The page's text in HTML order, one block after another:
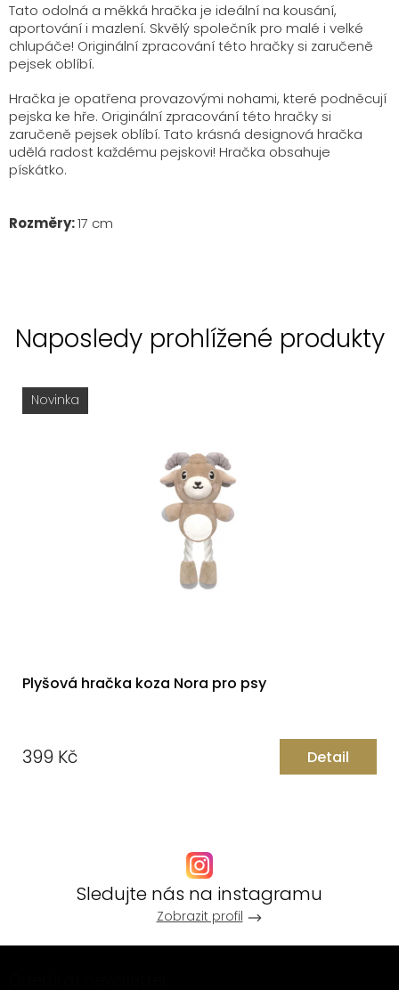
Tato odolná a měkká hračka je ideální na kousání,
aportování i mazlení. Skvělý společník pro malé i velké
chlupáče! Originální zpracování této hračky si zaručeně
pejsek oblíbí.
Hračka je opatřena provazovými nohami, které podněcují
pejska ke hře. Originální zpracování této hračky si
zaručeně pejsek oblíbí. Tato krásná designová hračka
udělá radost každému pejskovi! Hračka obsahuje
pískátko.
Rozměry:17 cm
Naposledy prohlížené produkty
Novinka
Plyšová hračka koza Nora pro psy
399 Kč Detail
Sledujte nás na instagramu
Zobrazit profil